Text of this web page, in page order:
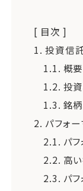
[ 目次 ]
1. 投資信
1.1. 概要
1.2. 投
1.3. 銘
2. パフォ
2.1. パ
2.2. 高
2.3. パ